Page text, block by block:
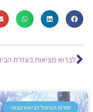
יסודות הטיפול הביואורגונומי